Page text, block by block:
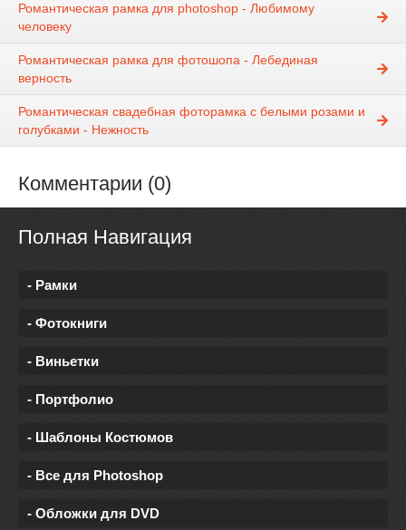
Романтическая рамка для photoshop - Любимому
человеку
Романтическая рамка для фотошопа - Лебединая
верность
Романтическая свадебная фоторамка с белыми розами и
голубками - Нежность
Комментарии (0)
Полная Навигация
- Рамки
- Фотокниги
- Виньетки
- Портфолио
- Шаблоны Костюмов
- Все для Photoshop
- Обложки для DVD